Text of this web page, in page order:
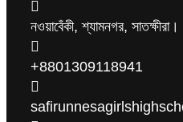
নওয়াবেঁকী, শ্যামনগর, সাতক্ষীরা।
+8801309118941